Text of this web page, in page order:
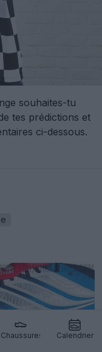
Chaussures Calendrier
souhaites-tu
tes prédictions et
ci-dessous.